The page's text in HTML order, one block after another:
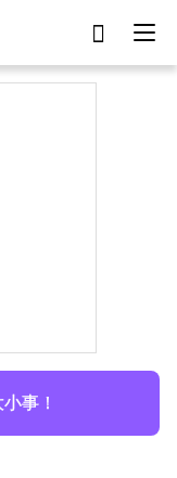
事！
刑」震撼社會